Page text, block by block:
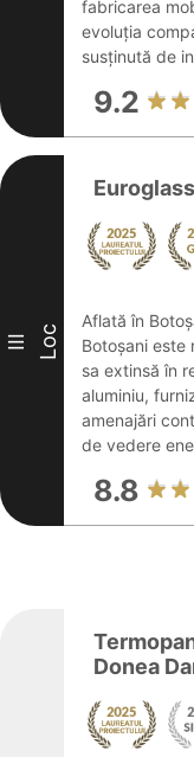
fabricarea
evoluția
susținută de
9.2
III Loc
Aflată în
Botoșani este
sa extinsă în
aluminiu,
amenajări
de vedere
8.8
Donea